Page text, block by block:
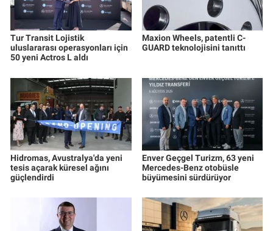
Tur Transit Lojistik
uluslararası operasyonları için
50 yeni Actros L aldı
Maxion Wheels, patentli C-
GUARD teknolojisini tanıttı
Hidromas, Avustralya'da yeni
tesis açarak küresel ağını
güçlendirdi
Enver Geçgel Turizm, 63 yeni
Mercedes-Benz otobüsle
büyümesini sürdürüyor